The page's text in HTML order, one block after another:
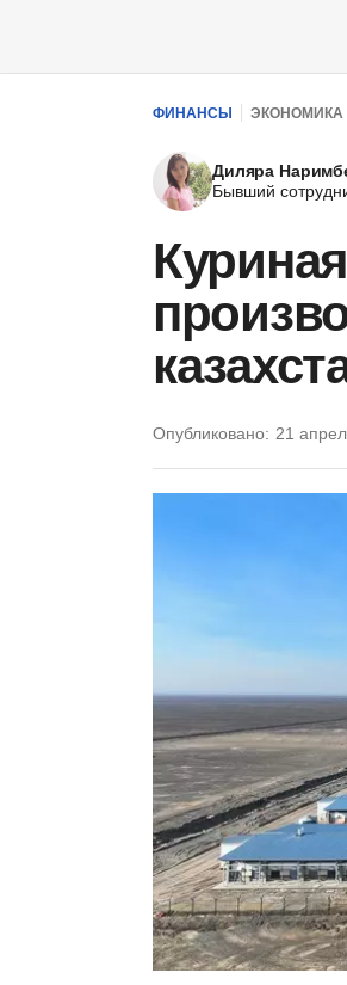
ФИНАНСЫ ЭКОНОМИКА
Диляра
Бывший
Опубликовано: 21